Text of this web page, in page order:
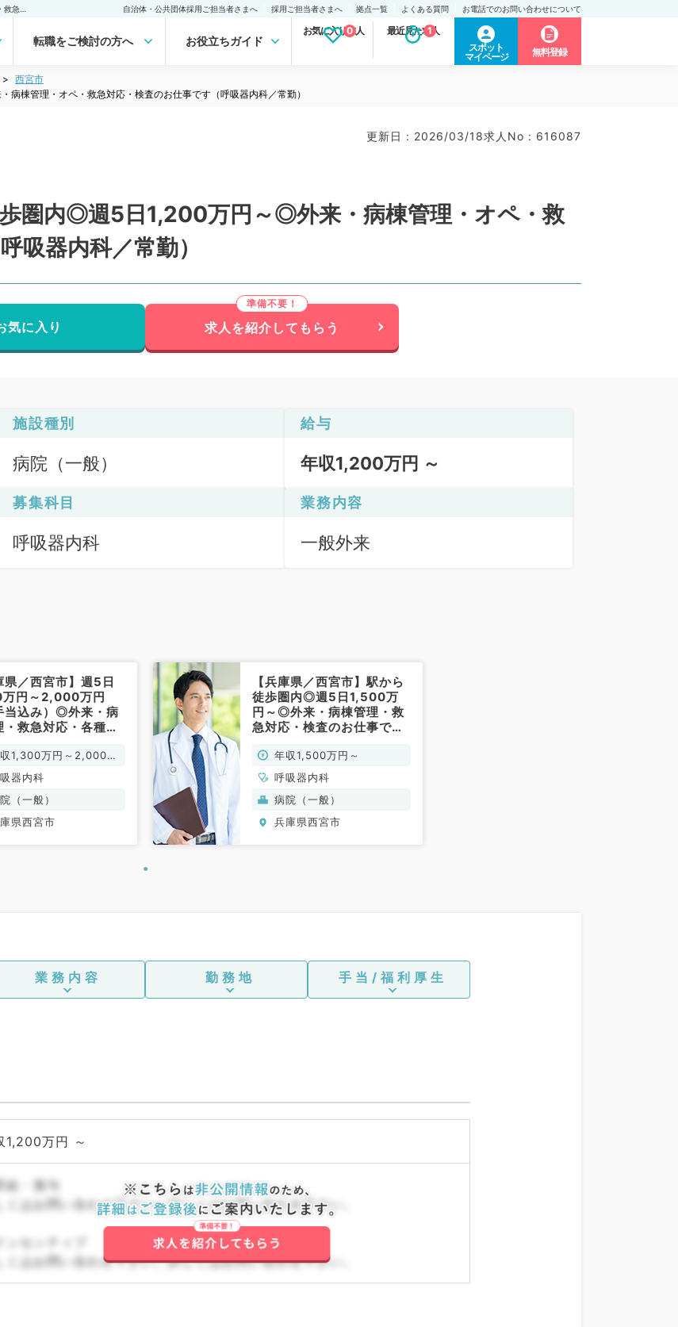
自治体・公共団体採用ご担当者さまへ 採用ご担当者さまへ 拠点一覧 よくある質問 お電話でのお問い合わせについて
転職をご検討の方へ お役立ちガイド
お気に入り求人
0 最近見た求人
1
スポット
マイページ
無料登録
西宮市
棟管理・オペ・救急対応・検査のお仕事です（呼吸器内科／常勤）
更新日 : 2026/03/18求人No : 616087
歩圏内◎週5日1,200万円～◎外来・病棟管理・オペ・救
吸器内科／常勤）
気に入り 求人を紹介してもらう
施設種別
病院（一般）
給与
年収1,200万円 ～
募集科目
呼吸器内科
業務内容
一般外来
県／西宮市】週5日
円～2,000万円
当込み）◎外来・病
・救急対応・各種検
勤）
1,300万円～2,000万
器内科
（一般）
県西宮市
【兵庫県／西宮市】駅から
徒歩圏内◎週5日1,500万
円～◎外来・病棟管理・救
急対応・検査のお仕事です
年収1,500万円～
呼吸器内科
病院（一般）
兵庫県西宮市
業務内容 勤務地 手当/福利厚生
1,200万円 ～
給・賞与
くはお問い合わせ下さい。詳しくはお問い合わせ下さい。
ンセンティブ
くはお問い合わせ下さい。詳しくはお問い合わせ下さい。